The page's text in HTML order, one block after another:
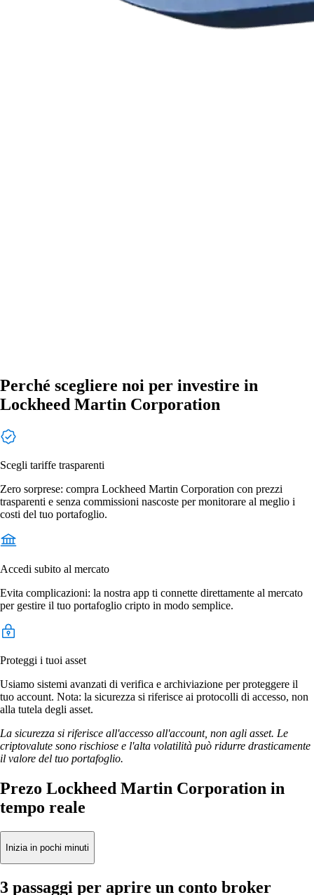
Perché scegliere noi per investire in
Lockheed Martin Corporation
Scegli tariffe trasparenti
Zero sorprese: compra Lockheed Martin Corporation con prezzi
trasparenti e senza commissioni nascoste per monitorare al meglio i
costi del tuo portafoglio.
Accedi subito al mercato
Evita complicazioni: la nostra app ti connette direttamente al mercato
per gestire il tuo portafoglio cripto in modo semplice.
Proteggi i tuoi asset
Usiamo sistemi avanzati di verifica e archiviazione per proteggere il
tuo account. Nota: la sicurezza si riferisce ai protocolli di accesso, non
alla tutela degli asset.
La sicurezza si riferisce all'accesso all'account, non agli asset. Le
criptovalute sono rischiose e l'alta volatilità può ridurre drasticamente
il valore del tuo portafoglio.
Prezo Lockheed Martin Corporation in
tempo reale
Inizia in pochi minuti
3 passaggi per aprire un conto broker